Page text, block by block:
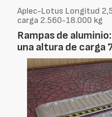
Aplec-Lotus Longitud
carga 2.560-18.000 kg
Rampas de
una altura de carga